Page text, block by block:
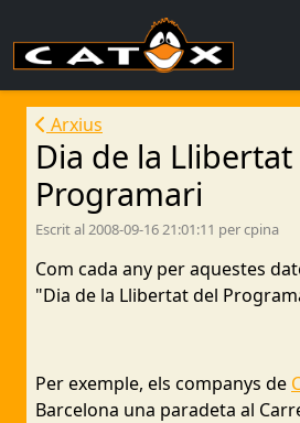
Arxius
Dia de la Llibertat
Programari
Escrit al 2008-09-16 21:01:11 per cpina
Com cada any per aquestes
"Dia de la Llibertat del
Per exemple, els companys de
Barcelona una paradeta al